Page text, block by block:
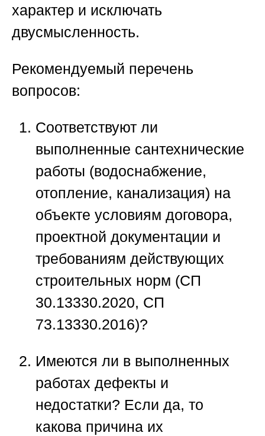
характер и исключать
двусмысленность.
Рекомендуемый перечень
вопросов:
Соответствуют ли
выполненные сантехнические
работы (водоснабжение,
отопление, канализация) на
объекте условиям договора,
проектной документации и
требованиям действующих
строительных норм (СП
30.13330.2020, СП
73.13330.2016)?
Имеются ли в выполненных
работах дефекты и
недостатки? Если да, то
какова причина их